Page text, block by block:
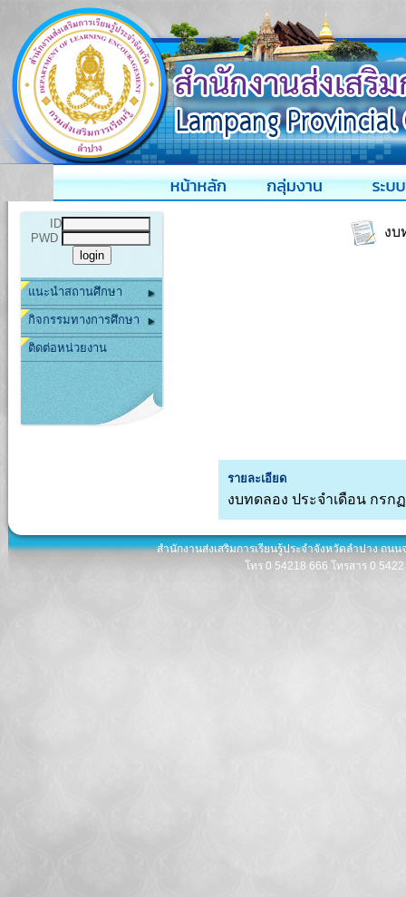
ID
PWD
แนะนำสถานศึกษา
กิจกรรมทางการศึกษา
ติดต่อหน่วยงาน
งบ
รายละเอียด
งบทดลอง ประจำเดือน กรก
สำนักงานส่งเสริมการเรียนรู้ประจำจังหวัดลำปาง ถน
โทร 0 54218 666 โทรสาร 0